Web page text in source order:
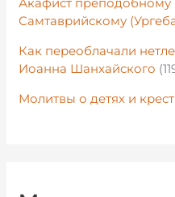
Самтаврийскому
Как переоблачали
Иоанна Шанхайского
Молитвы о детях и